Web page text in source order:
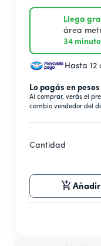
Llega
área
34
Hasta 12
Lo pagás en
Al comprar, verás el
cambio vendedor del
Cantidad
Añadir